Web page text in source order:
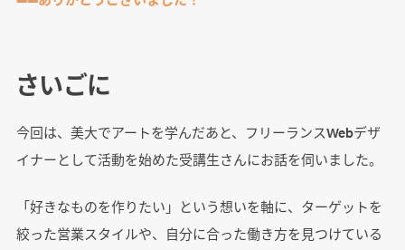
さいごに
今回は、美大でアートを学んだあと、フリーランスWebデザ
イナーとして活動を始めた受講生さんにお話を伺いました。
「好きなものを作りたい」という想いを軸に、ターゲットを
絞った営業スタイルや、自分に合った働き方を見つけている